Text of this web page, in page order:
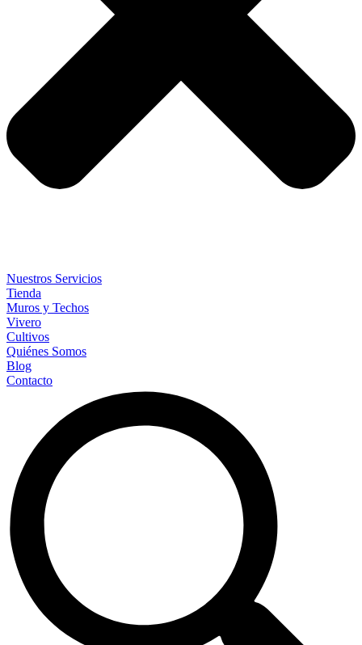
Nuestros Servicios
Tienda
Muros y Techos
Vivero
Cultivos
Quiénes Somos
Blog
Contacto